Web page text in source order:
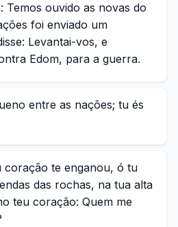
Temos ouvido as novas do
foi enviado um
Levantai-vos, e
Edom, para a guerra.
entre as nações; tu és
coração te enganou, ó tu
das rochas, na tua alta
teu coração: Quem me